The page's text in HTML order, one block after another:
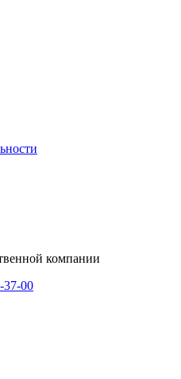
компании
37-00